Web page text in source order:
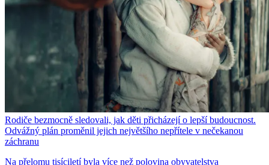
Rodiče bezmocně sledovali, jak děti přicházejí o lepší budoucnost.
Odvážný plán proměnil jejich největšího nepřítele v nečekanou
záchranu
Na přelomu tisíciletí byla více než polovina obyvatelstva